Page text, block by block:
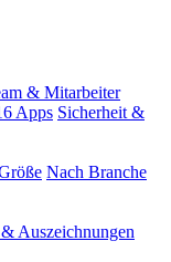
& Mitarbeiter
Apps Sicherheit &
Nach Branche
Auszeichnungen